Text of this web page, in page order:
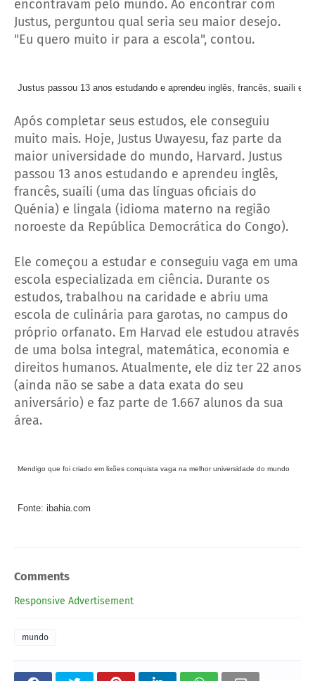
encontravam pelo mundo. Ao encontrar com
Justus, perguntou qual seria seu maior desejo.
"Eu quero muito ir para a escola", contou.
Justus passou 13 anos estudando e aprendeu inglês, francês, suaíli e
Após completar seus estudos, ele conseguiu
muito mais. Hoje, Justus Uwayesu, faz parte da
maior universidade do mundo, Harvard. Justus
passou 13 anos estudando e aprendeu inglês,
francês, suaíli (uma das línguas oficiais do
Quénia) e lingala (idioma materno na região
noroeste da República Democrática do Congo).
Ele começou a estudar e conseguiu vaga em uma
escola especializada em ciência. Durante os
estudos, trabalhou na caridade e abriu uma
escola de culinária para garotas, no campus do
próprio orfanato. Em Harvad ele estudou através
de uma bolsa integral, matemática, economia e
direitos humanos. Atualmente, ele diz ter 22 anos
(ainda não se sabe a data exata do seu
aniversário) e faz parte de 1.667 alunos da sua
área.
Mendigo que foi criado em lixões conquista vaga na melhor universidade do mundo
Fonte: ibahia.com
Comments
Responsive Advertisement
mundo